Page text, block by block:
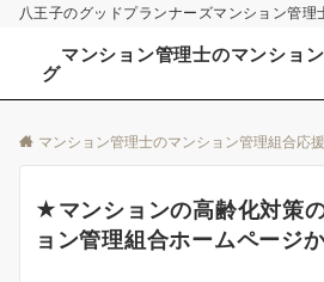
八王子のグッドプランナーズマンション管理
マンション管理士のマンショ
マンション管理士のマンション
★マンションの高齢化対策
ョン管理組合ホームページ